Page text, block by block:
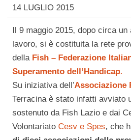
14 LUGLIO 2015
Il 9 maggio 2015, dopo circa un
lavoro, si è costituita la rete
della Fish – Federazione
Superamento dell’Handicap.
Su iniziativa dell’Associazione
Terracina è stato infatti avviato
sostenuto da Fish Lazio e dai
Volontariato Cesv e Spes, che